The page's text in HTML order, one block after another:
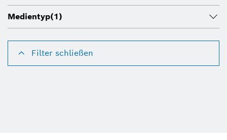
Medientyp(1)
Filter schließen